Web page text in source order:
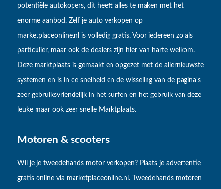
potentiële autokopers, dit heeft alles te maken met het
enorme aanbod. Zelf je auto verkopen op
marketplaceonline.nl is volledig gratis. Voor iedereen zo als
particulier, maar ook de dealers zijn hier van harte welkom.
Deze marktplaats is gemaakt en opgezet met de allernieuwste
systemen en is in de snelheid en de wisseling van de pagina's
zeer gebruiksvriendelijk in het surfen en het gebruik van deze
leuke maar ook zeer snelle Marktplaats.
Motoren & scooters
Wil je je tweedehands motor verkopen? Plaats je advertentie
gratis online via marketplaceonline.nl. Tweedehands motoren